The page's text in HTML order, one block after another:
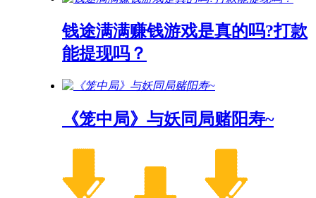
钱途满满赚钱游戏是真的吗?打款
能提现吗？
《笼中局》与妖同局赌阳寿~